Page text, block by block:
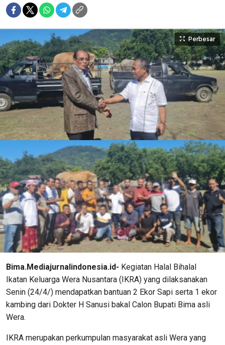
Perbesar
Bima.Mediajurnalindonesia.id- Kegiatan Halal Bihalal
Ikatan Keluarga Wera Nusantara (IKRA) yang dilaksanakan
Senin (24/4/) mendapatkan bantuan 2 Ekor Sapi serta 1 ekor
kambing dari Dokter H Sanusi bakal Calon Bupati Bima asli
Wera.
IKRA merupakan perkumpulan masyarakat asli Wera yang